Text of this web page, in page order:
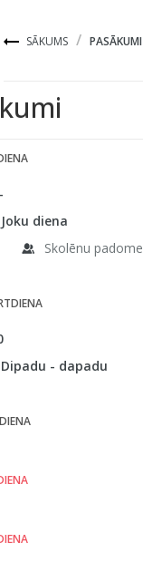
SĀKUMS PASĀKUMI
Joku diena
Skolēnu padome
Dipadu - dapadu